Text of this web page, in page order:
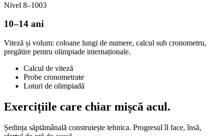
Nivel 8–1003
10–14 ani
Viteză și volum: coloane lungi de numere, calcul sub cronometru,
pregătire pentru olimpiade internaționale.
Calcul de viteză
Probe cronometrate
Loturi de olimpiadă
Exercițiile care chiar mișcă acul.
Ședința săptămânală construiește tehnica. Progresul îl face, însă,